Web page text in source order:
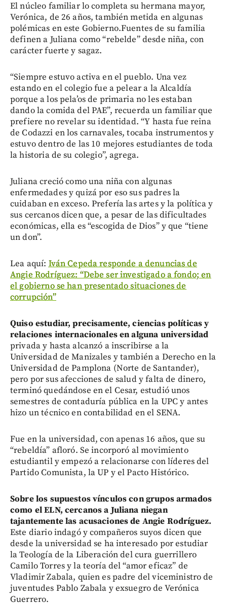
El núcleo familiar lo completa su hermana mayor,
Verónica, de 26 años, también metida en algunas
polémicas en este Gobierno.Fuentes de su familia
definen a Juliana como “rebelde” desde niña, con
carácter fuerte y sagaz.
“Siempre estuvo activa en el pueblo. Una vez
estando en el colegio fue a pelear a la Alcaldía
porque a los pela’os de primaria no les estaban
dando la comida del PAE”, recuerda un familiar que
prefiere no revelar su identidad. “Y hasta fue reina
de Codazzi en los carnavales, tocaba instrumentos y
estuvo dentro de las 10 mejores estudiantes de toda
la historia de su colegio”, agrega.
Juliana creció como una niña con algunas
enfermedades y quizá por eso sus padres la
cuidaban en exceso. Prefería las artes y la política y
sus cercanos dicen que, a pesar de las dificultades
económicas, ella es “escogida de Dios” y que “tiene
un don”.
Lea aquí: Iván Cepeda responde a denuncias de
Angie Rodríguez: “Debe ser investigado a fondo; en
el gobierno se han presentado situaciones de
corrupción”
Quiso estudiar, precisamente, ciencias políticas y
relaciones internacionales en alguna universidad
privada y hasta alcanzó a inscribirse a la
Universidad de Manizales y también a Derecho en la
Universidad de Pamplona (Norte de Santander),
pero por sus afecciones de salud y falta de dinero,
terminó quedándose en el Cesar, estudió unos
semestres de contaduría pública en la UPC y antes
hizo un técnico en contabilidad en el SENA.
Fue en la universidad, con apenas 16 años, que su
“rebeldía” afloró. Se incorporó al movimiento
estudiantil y empezó a relacionarse con líderes del
Partido Comunista, la UP y el Pacto Histórico.
Sobre los supuestos vínculos con grupos armados
como el ELN, cercanos a Juliana niegan
tajantemente las acusaciones de Angie Rodríguez.
Este diario indagó y compañeros suyos dicen que
desde la universidad se ha interesado por estudiar
la Teología de la Liberación del cura guerrillero
Camilo Torres y la teoría del “amor eficaz” de
Vladimir Zabala, quien es padre del viceministro de
juventudes Pablo Zabala y exsuegro de Verónica
Guerrero.